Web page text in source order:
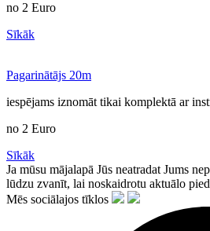
no 2 Euro
Sīkāk
Pagarinātājs 20m
iespējams iznomāt tikai komplektā ar
no 2 Euro
Sīkāk
Ja mūsu mājalapā Jūs neatradat Jums
lūdzu zvanīt, lai noskaidrotu aktuālo
Mēs sociālajos tīklos